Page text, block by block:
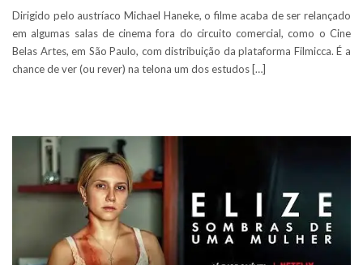
Dirigido pelo austríaco Michael Haneke, o filme acaba de ser relançado
em algumas salas de cinema fora do circuito comercial, como o Cine
Belas Artes, em São Paulo, com distribuição da plataforma Filmicca. É a
chance de ver (ou rever) na telona um dos estudos […]